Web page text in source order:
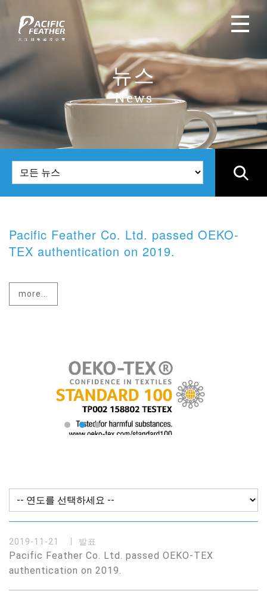
뉴스
News
Pacific Feather Co. Ltd. passed OEKO-
TEX authentication on 2019.
more...
2019-11-21 발표
Pacific Feather Co. Ltd. passed OEKO-TEX
authentication on 2019.